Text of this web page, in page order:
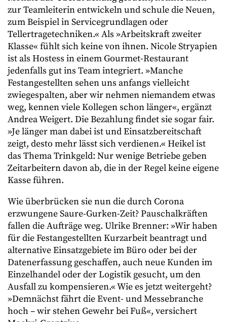
zur Teamleiterin entwickeln und schule die Neuen,
zum Beispiel in Servicegrundlagen oder
Tellertragetechniken.« Als »Arbeitskraft zweiter
Klasse« fühlt sich keine von ihnen. Nicole Stryapien
ist als Hostess in einem Gourmet-Restaurant
jedenfalls gut ins Team integriert. »Manche
Festangestellten sehen uns anfangs vielleicht
zwiegespalten, aber wir nehmen niemandem etwas
weg, kennen viele Kollegen schon länger«, ergänzt
Andrea Weigert. Die Bezahlung findet sie sogar fair.
»Je länger man dabei ist und Einsatzbereitschaft
zeigt, desto mehr lässt sich verdienen.« Heikel ist
das Thema Trinkgeld: Nur wenige Betriebe geben
Zeitarbeitern davon ab, die in der Regel keine eigene
Kasse führen.
Wie überbrücken sie nun die durch Corona
erzwungene Saure-Gurken-Zeit? Pauschalkräften
fallen die Aufträge weg. Ulrike Brenner: »Wir haben
für die Festangestellten Kurzarbeit beantragt und
alternative Einsatzgebiete im Büro oder bei der
Datenerfassung geschaffen, auch neue Kunden im
Einzelhandel oder der Logistik gesucht, um den
Ausfall zu kompensieren.« Wie es jetzt weitergeht?
»Demnächst fährt die Event- und Messebranche
hoch – wir stehen Gewehr bei Fuß«, versichert